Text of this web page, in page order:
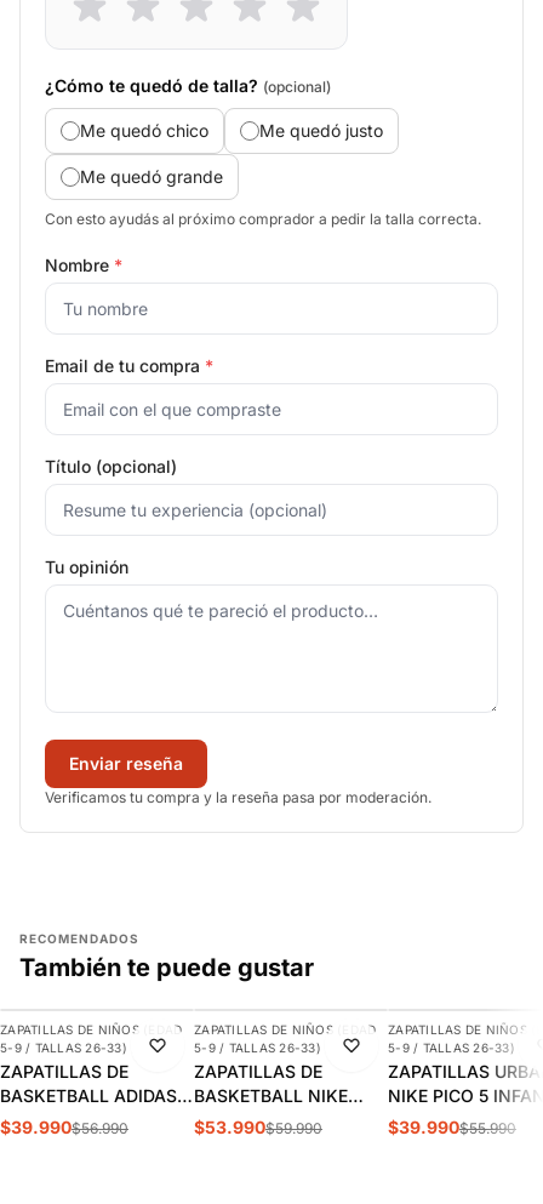
¿Cómo te quedó de talla? (opcional)
Me quedó chico Me quedó justo
Me quedó grande
Con esto ayudás al próximo comprador a pedir la talla correcta.
Nombre *
Email de tu compra *
Título (opcional)
Tu opinión
Enviar reseña
Verificamos tu compra y la reseña pasa por moderación.
RECOMENDADOS
También te puede gustar
-30%
AGREGAR
ZAPATILLAS DE NIÑOS (EDAD
5-9 / TALLAS 26-33)
ZAPATILLAS DE
BASKETBALL ADIDAS
CROSS EM UP 5K
$39.990$56.990
-10%
AGREGAR
ZAPATILLAS DE NIÑOS (EDAD
5-9 / TALLAS 26-33)
ZAPATILLAS DE
BASKETBALL NIKE
TEAM HUSTLE D 12 PS
$53.990$59.990
-29%
ZAPATILLAS DE NIÑOS
5-9 / TALLAS 26-33)
ZAPATILLAS
NIKE PICO 5
AR4161-100
$39.990$55.990